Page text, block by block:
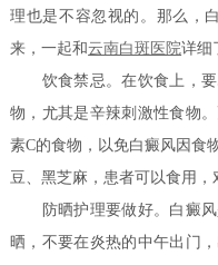
理也是不容忽视的。那么，
来，一起和云南白斑医院详细
饮食禁忌。在饮食上，要
物，尤其是辛辣刺激性食物
素C的食物，以免白癜风因食
豆、黑芝麻，患者可以食用，
防晒护理要做好。白癜风
晒，不要在炎热的中午出门